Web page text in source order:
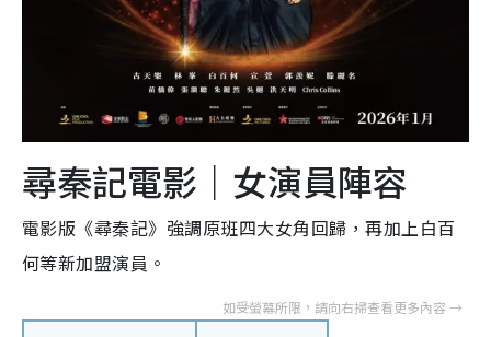
尋秦記電影｜女演員陣容
電影版《尋秦記》強調原班四大女角回歸，再加上白百
何等新加盟演員。​